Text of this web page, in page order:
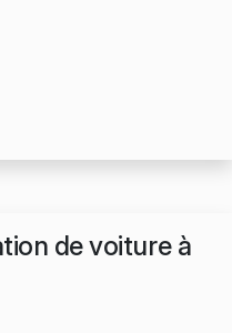
de voiture à